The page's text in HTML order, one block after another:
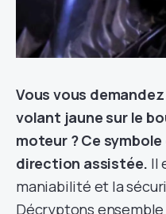
Vous vous
volant jaune sur le
moteur ? Ce
direction assistée. Il
maniabilité et la
Décryptons ensemble